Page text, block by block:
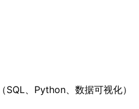
、Python、数据可视化）